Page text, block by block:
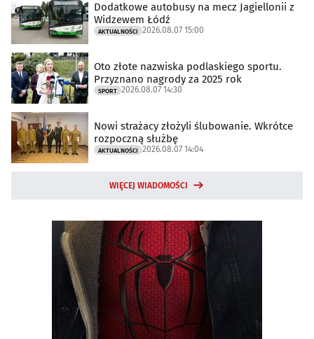
Dodatkowe autobusy na mecz Jagiellonii z
Widzewem Łódź
AKTUALNOŚCI 2026.08.07 15:00
Oto złote nazwiska podlaskiego sportu.
Przyznano nagrody za 2025 rok
SPORT 2026.08.07 14:30
Nowi strażacy złożyli ślubowanie. Wkrótce
rozpoczną służbę
AKTUALNOŚCI 2026.08.07 14:04
WIĘCEJ WIADOMOŚCI